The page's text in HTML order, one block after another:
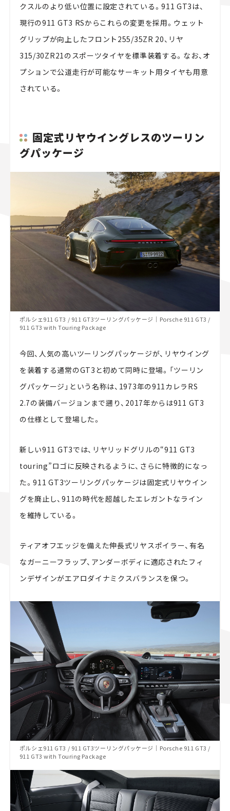
クスルのより低い位置に設定されている。911 GT3は、
現行の911 GT3 RSからこれらの変更を採用。ウェット
グリップが向上したフロント255/35ZR 20、リヤ
315/30ZR21のスポーツタイヤを標準装着する。なお、オ
プションで公道走行が可能なサーキット用タイヤも用意
されている。
固定式リヤウイングレスのツーリン
グパッケージ
ポルシェ911 GT3 / 911 GT3ツーリングパッケージ｜Porsche 911 GT3 /
911 GT3 with Touring Package
今回、人気の高いツーリングパッケージが、リヤウイング
を装着する通常のGT3と初めて同時に登場。「ツーリン
グパッケージ」という名称は、1973年の911カレラRS
2.7の装備バージョンまで遡り、2017年からは911 GT3
の仕様として登場した。
新しい911 GT3では、リヤリッドグリルの“911 GT3
touring”ロゴに反映されるように、さらに特徴的になっ
た。911 GT3ツーリングパッケージは固定式リヤウイン
グを廃止し、911の時代を超越したエレガントなライン
を維持している。
ティアオフエッジを備えた伸長式リヤスポイラー、有名
なガーニーフラップ、アンダーボディに適応されたフィ
ンデザインがエアロダイナミクスバランスを保つ。
ポルシェ911 GT3 / 911 GT3ツーリングパッケージ｜Porsche 911 GT3 /
911 GT3 with Touring Package